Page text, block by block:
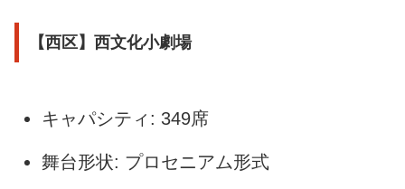
【西区】西文化小劇場
キャパシティ: 349席
舞台形状: プロセニアム形式